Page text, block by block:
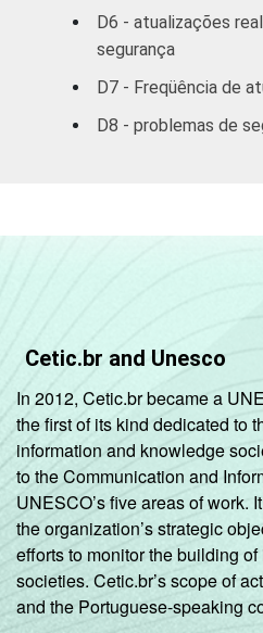
CNAE 1.0: seção D, F,
e estimuladas
2
A categoria
- Alojamento e
Serviços Coletivos
Atividades
Associativas).
Veja a tabela de
aproximados
para
D6 - atualizações
segurança
D7 - Freqüência de
D8 - problemas de
Cetic.br and Unesco
In 2012, Cetic.br became a
the first of its kind dedicated to
information and knowledge
to the Communication and
UNESCO’s five areas of work.
the organization’s strategic
efforts to monitor the building
societies. Cetic.br’s scope of
and the Portuguese-speaking